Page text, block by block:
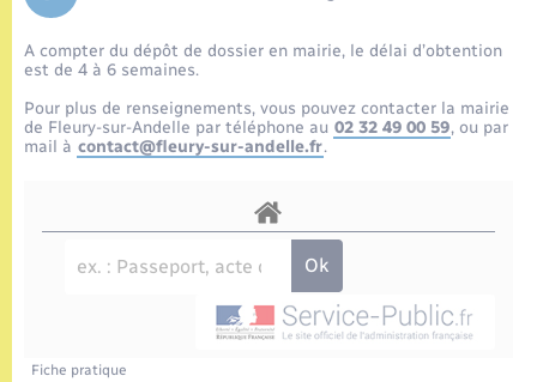
Etat-civil - Papiers - Citoyenneté
Etat civil
Mariage – PACS
Logement - Urbanisme
Nouvel habitant
Transports scolaires
Travaux - Autorisation d’occupation de l’espace
public
Compétences
Plan interactif
La Communauté de communes
A compter du dépôt de dossier en mairie, le délai d’obtention
est de 4 à 6 semaines.
Pour plus de renseignements, vous pouvez contacter la mairie
de Fleury-sur-Andelle par téléphone au 02 32 49 00 59, ou par
mail à contact@fleury-sur-andelle.fr.
Fiche pratique